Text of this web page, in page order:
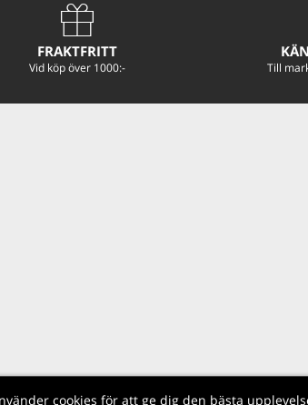
cookies för att ge dig den bästa
FRAKTFRITT
Vid köp över 1000:- Till